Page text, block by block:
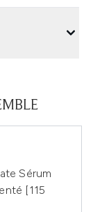
Sérum
[115